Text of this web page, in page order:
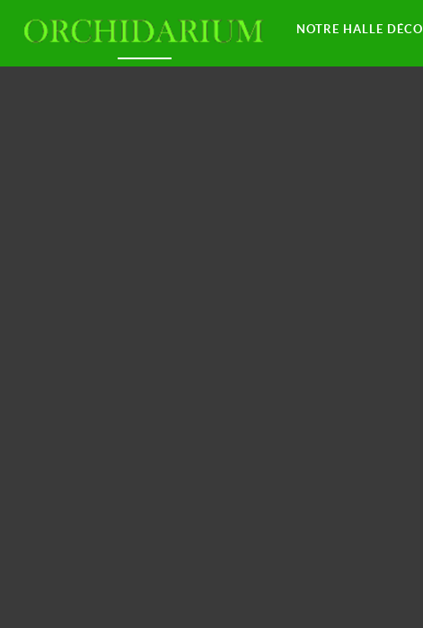
NOTRE HALLE DÉCO